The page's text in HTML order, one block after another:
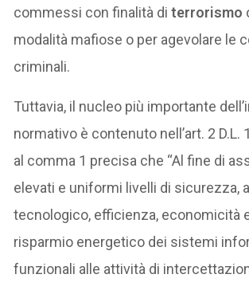
commessi con finalità diterrorismo
modalità mafiose o per agevolare le
criminali.
Tuttavia, il nucleo più importante
normativo è contenuto nell’art. 2 D.L.
al comma 1 precisa che “Al fine di
elevati e uniformi livelli di sicurezza,
tecnologico, efficienza, economicità
risparmio energetico dei sistemi
funzionali alle attività di